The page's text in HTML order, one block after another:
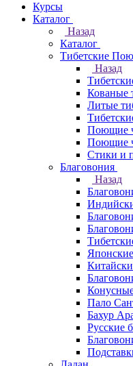
Курсы
Каталог
Назад
Каталог
Тибетские
Назад
Кованые
Литые
Поющие
Поющие
Стики и
Благовония
Назад
Пало
Бахур
Русские